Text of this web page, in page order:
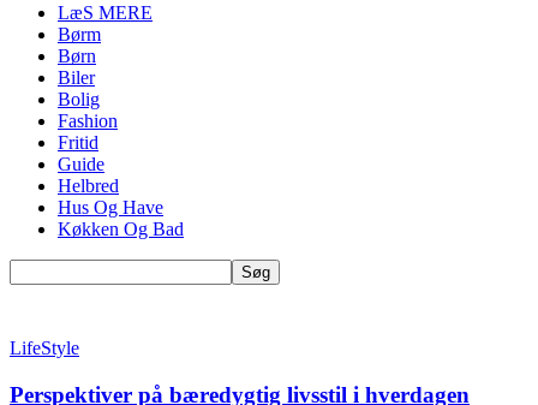
LæS MERE
Børm
Børn
Biler
Bolig
Fashion
Fritid
Guide
Helbred
Hus Og Have
Køkken Og Bad
LifeStyle
Perspektiver på bæredygtig livsstil i hverdagen